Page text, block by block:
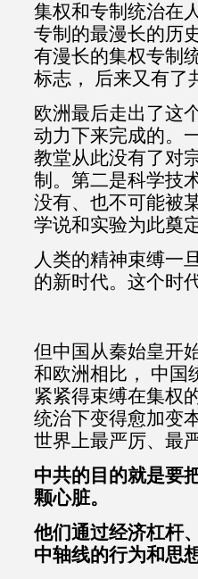
集权和专制统治在
专制的最漫长的历
有漫长的集权专制
标志， 后来又有了
欧洲最后走出了这
动力下来完成的。
教堂从此没有了对
制。第二是科学技
没有、也不可能被
学说和实验为此奠
人类的精神束缚一
的新时代。这个时
但中国从秦始皇开
和欧洲相比， 中国
紧紧得束缚在集权
统治下变得愈加变
世界上最严厉、最
中共的目的就是要
颗心脏。
他们通过经济杠杆
中轴线的行为和思